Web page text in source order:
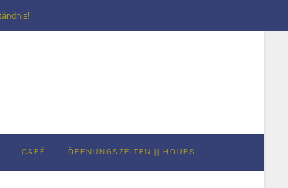
CAFÉ ÖFFNUNGSZEITEN || HOURS